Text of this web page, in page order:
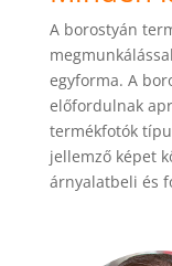
A borostyán
egyforma. A
előfordulnak
termékfotók
jellemző képet
árnyalatbeli és